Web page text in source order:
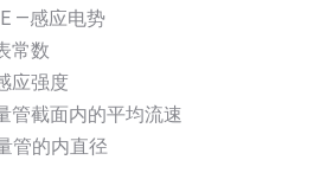
—感应电势
常数
应强度
管截面内的平均流速
管的内直径